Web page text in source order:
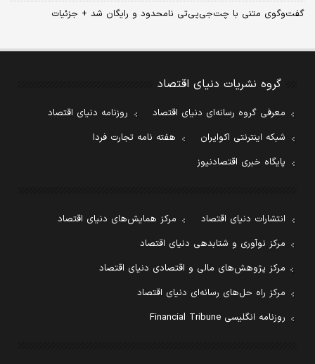
گفت‌وگوی متنی با چت‌جی‌پی‌تی نامحدود و رایگان شد + جزئیات
گروه نشریات دنیای اقتصاد
معرفی گروه رسانه‌ای دنیای اقتصاد
روزنامه دنیای اقتصاد
شبکه اینترنتی اکوایران
هفته نامه تجارت فردا
پایگاه خبری اقتصادنیوز
انتشارات دنیای اقتصاد
مرکز همایش‌های دنیای اقتصاد
مرکز نوآوری و شتابدهی دنیای اقتصاد
مرکز پژوهش‌های مالی و اقتصادی دنیای اقتصاد
مرکز راه حل‌های رسانه‌ای دنیای اقتصاد
روزنامه انگلیسی Financial Tribune